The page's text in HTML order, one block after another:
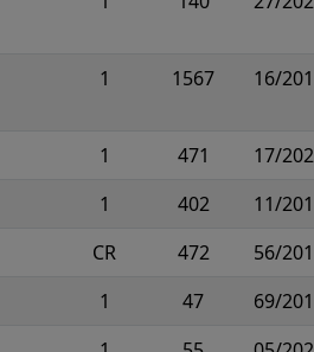
1 1567 16/
1 471
17/
1 402
11/
CR 472
56/
1 47
69/